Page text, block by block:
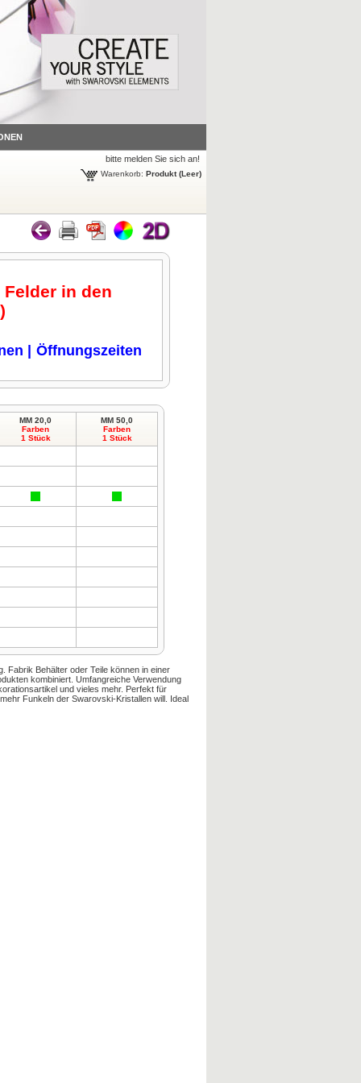
bitte melden Sie sich an!
Warenkorb: Produkt (Leer)
klickenZum Vergrößern klickenZum Vergrößern klicken
in den
Öffnungszeiten
MM 20,0
Farben
1 Stück
MM 50,0
Farben
1 Stück
Fabrik Behälter oder Teile können in einer
kombiniert Umfangreiche Verwendung
und vieles mehr. Perfekt für
mehr Funkeln der Swarovski-Kristallen will Ideal